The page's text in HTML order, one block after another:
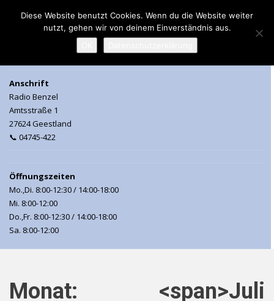
MENU
Anschrift
Radio Benzel
Amtsstraße 1
27624 Geestland
📞 04745-422
Öffnungszeiten
Mo.,Di. 8:00-12:30 / 14:00-18:00
Mi. 8:00-12:00
Do.,Fr. 8:00-12:30 / 14:00-18:00
Sa. 8:00-12:00
Monat: <span>Juli
Diese Website benutzt Cookies. Wenn du die Website weiter
nutzt, gehen wir von deinem Einverständnis aus.